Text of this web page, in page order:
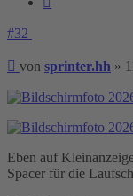
#32
Beitrag
von sprinter.hh »
Eben auf
Spacer für die